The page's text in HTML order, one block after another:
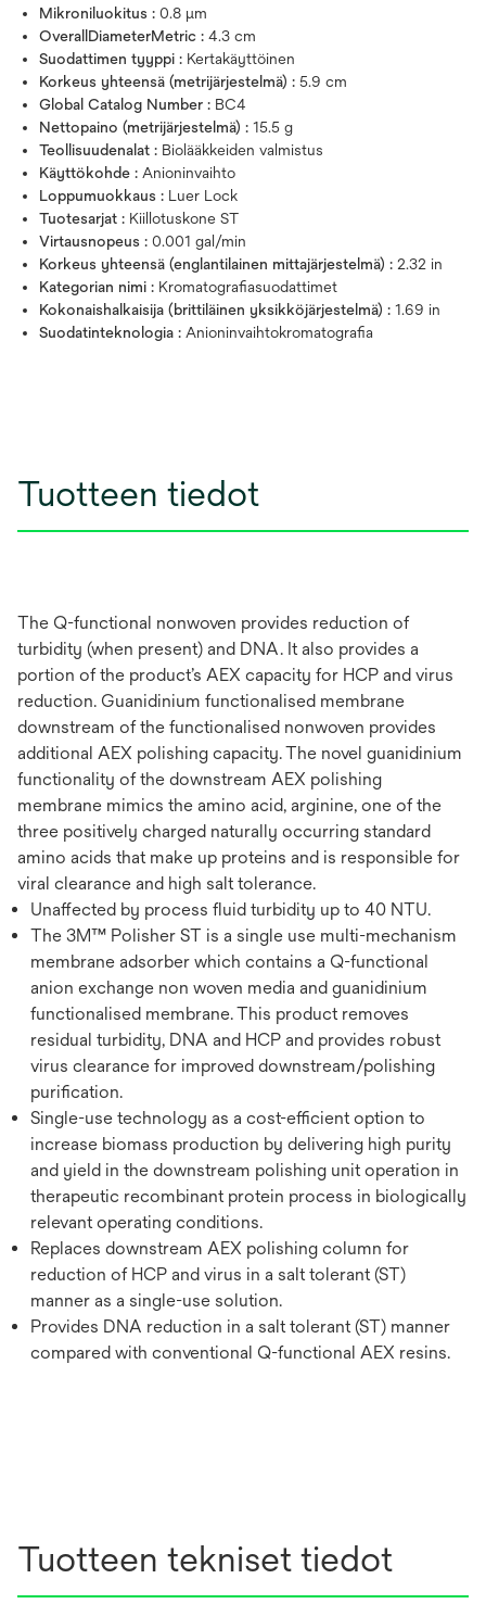
Mikroniluokitus : 0.8 μm
OverallDiameterMetric : 4.3 cm
Suodattimen tyyppi : Kertakäyttöinen
Korkeus yhteensä (metrijärjestelmä) : 5.9 cm
Global Catalog Number : BC4
Nettopaino (metrijärjestelmä) : 15.5 g
Teollisuudenalat : Biolääkkeiden valmistus
Käyttökohde : Anioninvaihto
Loppumuokkaus : Luer Lock
Tuotesarjat : Kiillotuskone ST
Virtausnopeus : 0.001 gal/min
Korkeus yhteensä (englantilainen mittajärjestelmä) : 2.32 in
Kategorian nimi : Kromatografiasuodattimet
Kokonaishalkaisija (brittiläinen yksikköjärjestelmä) : 1.69 in
Suodatinteknologia : Anioninvaihtokromatografia
Tuotteen tiedot
The Q-functional nonwoven provides reduction of
turbidity (when present) and DNA. It also provides a
portion of the product’s AEX capacity for HCP and virus
reduction. Guanidinium functionalised membrane
downstream of the functionalised nonwoven provides
additional AEX polishing capacity. The novel guanidinium
functionality of the downstream AEX polishing
membrane mimics the amino acid, arginine, one of the
three positively charged naturally occurring standard
amino acids that make up proteins and is responsible for
viral clearance and high salt tolerance.
Unaffected by process fluid turbidity up to 40 NTU.
The 3M™ Polisher ST is a single use multi-mechanism
membrane adsorber which contains a Q-functional
anion exchange non woven media and guanidinium
functionalised membrane. This product removes
residual turbidity, DNA and HCP and provides robust
virus clearance for improved downstream/polishing
purification.
Single-use technology as a cost-efficient option to
increase biomass production by delivering high purity
and yield in the downstream polishing unit operation in
therapeutic recombinant protein process in biologically
relevant operating conditions.
Replaces downstream AEX polishing column for
reduction of HCP and virus in a salt tolerant (ST)
manner as a single-use solution.
Provides DNA reduction in a salt tolerant (ST) manner
compared with conventional Q-functional AEX resins.
Tuotteen tekniset tiedot